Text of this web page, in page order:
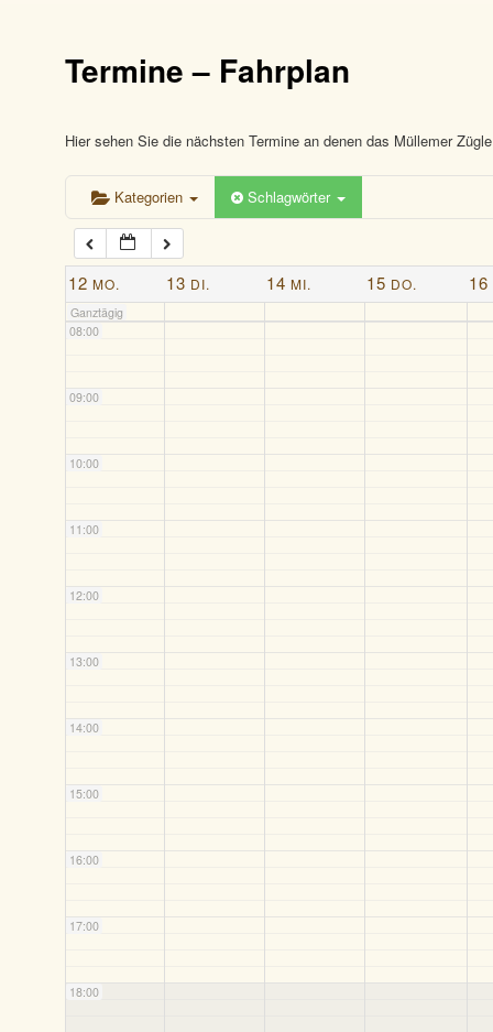
Termine – Fahrplan
Hier sehen Sie die nächsten Termine an denen das Müllemer
Kategorien Schlagwörter
12 MO. 13 DI. 14 MI. 15 DO. 16
Ganztägig
04:00
05:00
06:00
07:00
08:00
09:00
10:00
11:00
12:00
13:00
14:00
15:00
16:00
17:00
18:00